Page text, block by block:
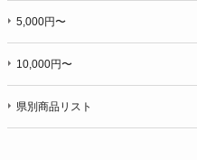
5,000円〜
10,000円〜
県別商品リスト